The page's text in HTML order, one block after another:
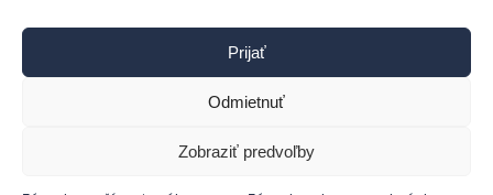
Prijať
Odmietnuť
Zobraziť predvoľby
Kontakt
Pravidlá používania
Ochrana osobných údajov